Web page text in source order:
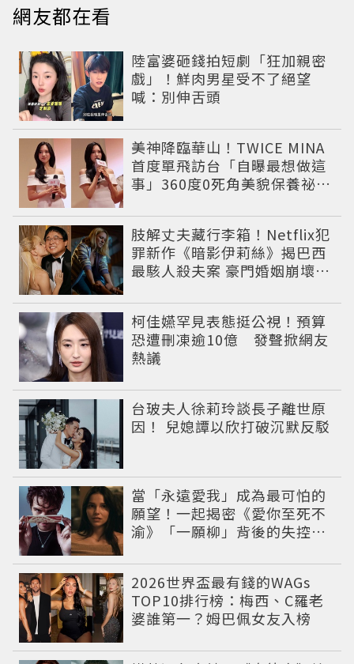
網友都在看
陸富婆砸錢拍短劇「狂加親密
戲」！鮮肉男星受不了絕望
喊：別伸舌頭
美神降臨華山！TWICE MINA
首度單飛訪台「自曝最想做這
事」360度0死角美貌保養祕訣
肢解丈夫藏行李箱！Netflix犯
罪新作《暗影伊莉絲》揭巴西
最駭人殺夫案 豪門婚姻崩壞釀
柯佳嬿罕見表態挺公視！預算
恐遭刪凍逾10億 發聲掀網友
熱議
台玻夫人徐莉玲談長子離世原
因！ 兒媳譚以欣打破沉默反駁
當「永遠愛我」成為最可怕的
願望！一起揭密《愛你至死不
渝》「一願柳」背後的失控愛
2026世界盃最有錢的WAGs
TOP10排行榜：梅西、C羅老
婆誰第一？姆巴佩女友入榜